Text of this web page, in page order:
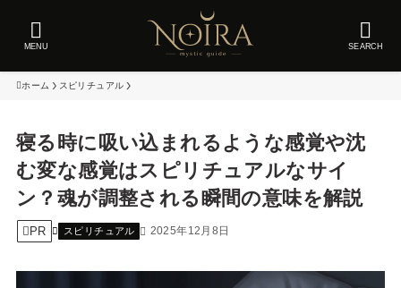
SEARCH
MENU
ホーム スピリチュアル
寝る時に吸い込まれるような感覚や沈
む変な感覚はスピリチュアルなサイ
ン？魂が調整される瞬間の意味を解説
PR スピリチュアル 2025年12月8日